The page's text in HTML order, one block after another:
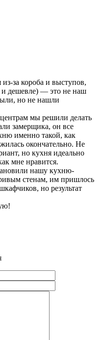
за короба и выступов,
и дешевле) — это не наш
но не нашли
мы решили делать
замерщика, он все
именно такой, как
окончательно. Не
но кухня идеально
мне нравится.
нашу кухню-
стенам, им пришлось
но результат